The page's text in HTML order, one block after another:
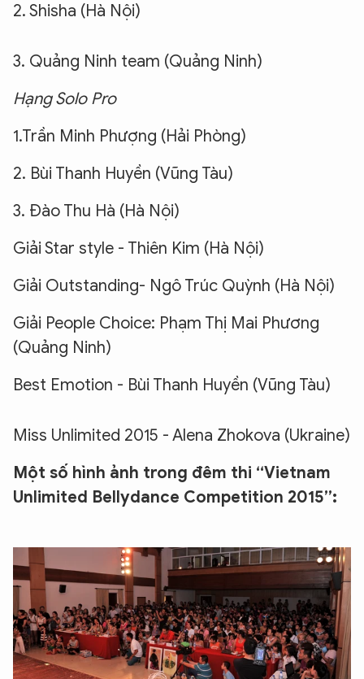
2. Shisha (Hà Nội)
3. Quảng Ninh team (Quảng Ninh)
Hạng Solo Pro
1.Trần Minh Phượng (Hải Phòng)
2. Bùi Thanh Huyền (Vũng Tàu)
3. Đào Thu Hà (Hà Nội)
Giải Star style - Thiên Kim (Hà Nội)
Giải Outstanding- Ngô Trúc Quỳnh (Hà Nội)
Giải People Choice: Phạm Thị Mai Phương
(Quảng Ninh)
Best Emotion - Bùi Thanh Huyền (Vũng Tàu)
Miss Unlimited 2015 - Alena Zhokova (Ukraine)
Một số hình ảnh trong đêm thi “Vietnam
Unlimited Bellydance Competition 2015”: